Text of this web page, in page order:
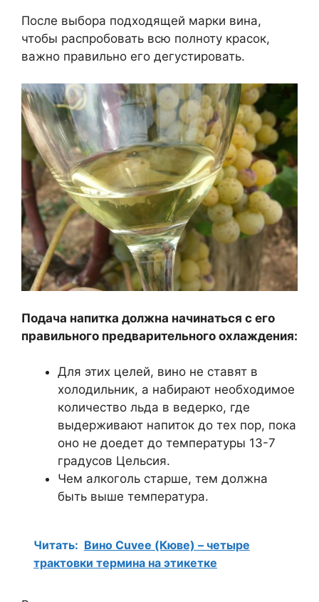
После выбора подходящей марки вина,
чтобы распробовать всю полноту красок,
важно правильно его дегустировать.
Подача напитка должна начинаться с его
правильного предварительного охлаждения:
Для этих целей, вино не ставят в
холодильник, а набирают необходимое
количество льда в ведерко, где
выдерживают напиток до тех пор, пока
оно не доедет до температуры 13-7
градусов Цельсия.
Чем алкоголь старше, тем должна
быть выше температура.
Читать: Вино Cuvee (Кюве) – четыре
трактовки термина на этикетке